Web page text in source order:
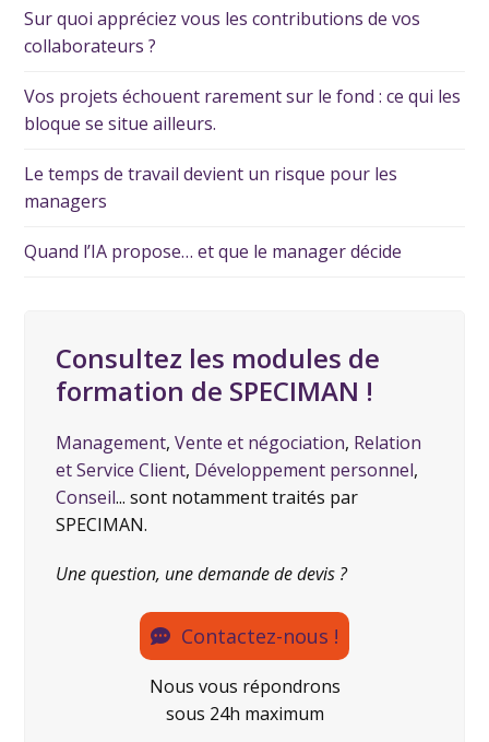
Sur quoi appréciez vous les contributions de vos
collaborateurs ?
Vos projets échouent rarement sur le fond : ce qui les
bloque se situe ailleurs.
Le temps de travail devient un risque pour les
managers
Quand l’IA propose… et que le manager décide
Consultez les modules de
formation de SPECIMAN !
Management,Vente et négociation, Relation
et Service Client, Développement personnel,
Conseil... sont notamment traités par
SPECIMAN.
Une question, une demande de devis ?
Contactez-nous !
Nous vous répondrons
sous 24h maximum